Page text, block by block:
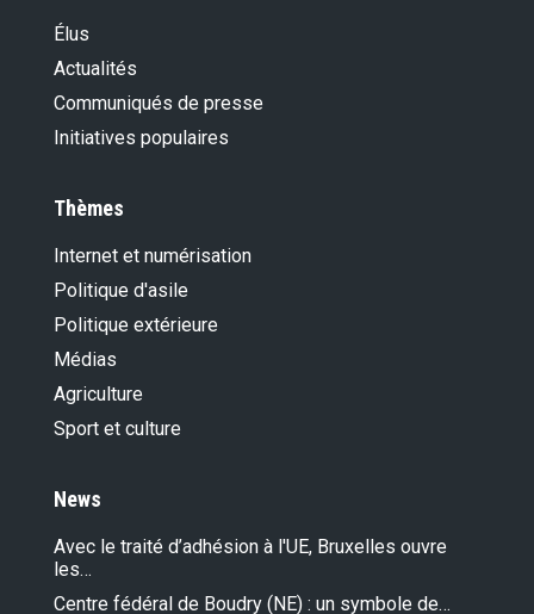
Élus
Actualités
Communiqués de presse
Initiatives populaires
Thèmes
Internet et numérisation
Politique d'asile
Politique extérieure
Médias
Agriculture
Sport et culture
News
Avec le traité d’adhésion à l'UE, Bruxelles ouvre
les…
Centre fédéral de Boudry (NE) : un symbole de…